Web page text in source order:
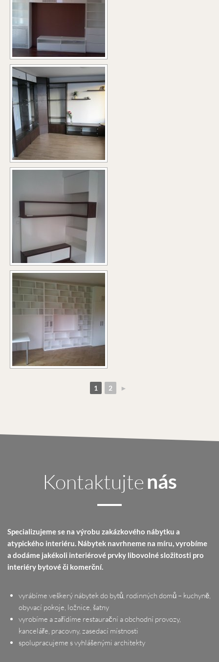
1 2 ►
Kontaktujtenás
Specializujeme se na výrobu zakázkového nábytku a
atypického interiéru. Nábytek navrhneme na míru, vyrobíme
a dodáme jakékoli interiérové prvky libovolné složitosti pro
interiéry bytové či komerční.
vyrábíme veškerý nábytek do bytů, rodinných domů – kuchyně,
obyvací pokoje, ložnice, šatny
vyrobíme a zařídíme restaurační a obchodní provozy,
kanceláře, pracovny, zasedací místnosti
spolupracujeme s vyhlášenými architekty